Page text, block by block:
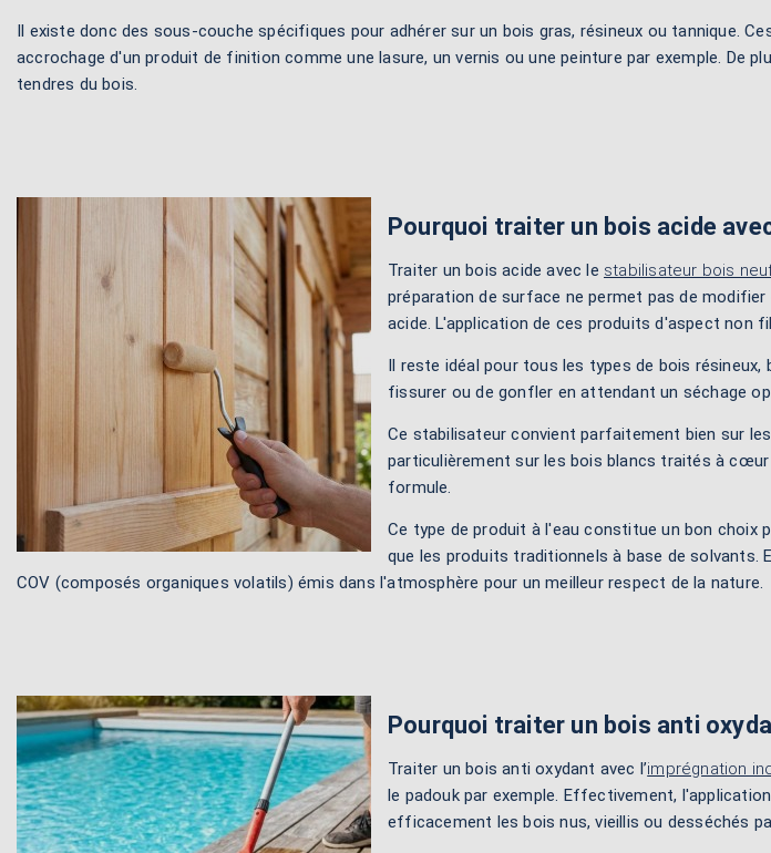
Il existe donc des sous-couche spécifiques pour adhérer sur un bois gras, résineux ou tannique.
accrochage d'un produit de finition comme une lasure, un vernis ou une peinture par exemple. De
tendres du bois.
Pourquoi traiter un bois acide
Traiter un bois acide avec le stabilisateur bois
préparation de surface ne permet pas de
acide. L'application de ces produits d'aspect non
Il reste idéal pour tous les types de bois
fissurer ou de gonfler en attendant un séchage
Ce stabilisateur convient parfaitement bien sur
particulièrement sur les bois blancs traités à
formule.
Ce type de produit à l'eau constitue un bon choix
que les produits traditionnels à base de
COV (composés organiques volatils) émis dans l'atmosphère pour un meilleur respect de la nature.
Pourquoi traiter un bois anti
Traiter un bois anti oxydant avec l’imprégnation
le padouk par exemple. Effectivement,
efficacement les bois nus, vieillis ou desséchés